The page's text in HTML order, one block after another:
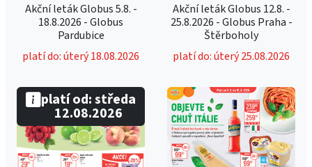
Akční leták Globus 5.8. -
18.8.2026 - Globus
Pardubice
platí do: úterý 18.08.2026
Akční leták Globus 12.8. -
25.8.2026 - Globus Praha -
Štěrboholy
platí do: úterý 25.08.2026
platí od: středa
12.08.2026